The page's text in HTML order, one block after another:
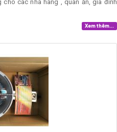
các nhà hàng , quán ăn, gia đình
Xem thêm...